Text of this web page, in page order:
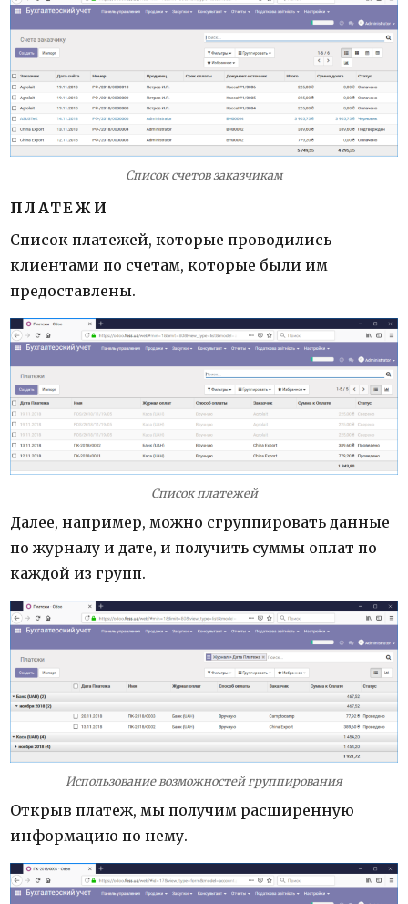
Список счетов заказчикам
ПЛАТЕЖИ
Список платежей, которые проводились
клиентами по счетам, которые были им
предоставлены.
Список платежей
Далее, например, можно сгруппировать данные
по журналу и дате, и получить суммы оплат по
каждой из групп.
Использование возможностей группирования
Открыв платеж, мы получим расширенную
информацию по нему.